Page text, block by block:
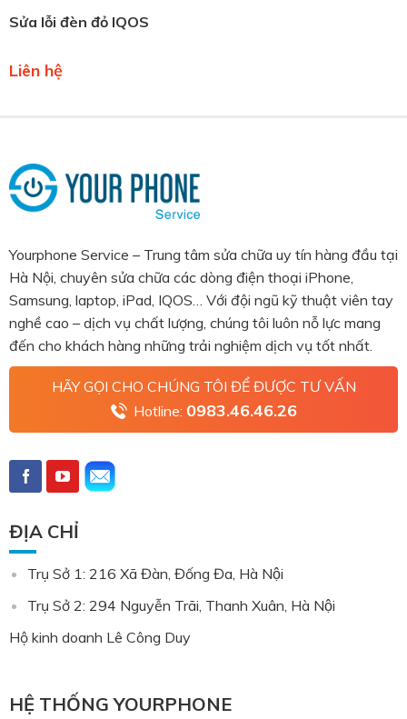
Sửa lỗi đèn đỏ IQOS
Liên hệ
Yourphone Service – Trung tâm sửa chữa uy tín hàng đầu tại
Hà Nội, chuyên sửa chữa các dòng điện thoại iPhone,
Samsung, laptop, iPad, IQOS… Với đội ngũ kỹ thuật viên tay
nghề cao – dịch vụ chất lượng, chúng tôi luôn nỗ lực mang
đến cho khách hàng những trải nghiệm dịch vụ tốt nhất.
HÃY GỌI CHO CHÚNG TÔI ĐỂ ĐƯỢC TƯ VẤN
Hotline: 0983.46.46.26
ĐỊA CHỈ
Trụ Sở 1: 216 Xã Đàn, Đống Đa, Hà Nội
Trụ Sở 2: 294 Nguyễn Trãi, Thanh Xuân, Hà Nội
Hộ kinh doanh Lê Công Duy
HỆ THỐNG YOURPHONE